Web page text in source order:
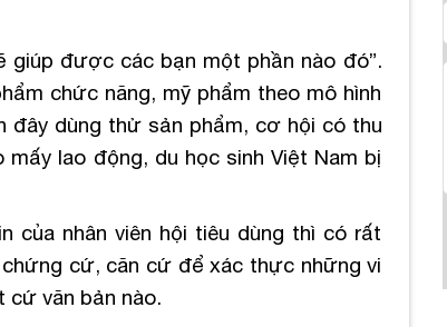
giúp được các bạn một phần nào đó”.
chức năng, mỹ phẩm theo mô hình
đây dùng thử sản phẩm, cơ hội có thu
lao động, du học sinh Việt Nam bị
của nhân viên hội tiêu dùng thì có rất
cứ, căn cứ để xác thực những vi
cứ văn bản nào.